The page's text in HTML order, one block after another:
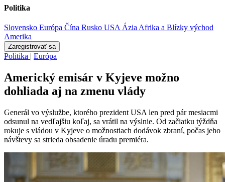
Politika
Slovensko Európa Čína Rusko USA ÁziaAfrika a Blízky východ
Amerika
Zaregistrovať sa
Politika | Európa
Americký emisár v Kyjeve možno
dohliada aj na zmenu vlády
Generál vo výslužbe, ktorého prezident USA len pred pár mesiacmi
odsunul na vedľajšiu koľaj, sa vrátil na výslnie. Od začiatku týždňa
rokuje s vládou v Kyjeve o možnostiach dodávok zbraní, počas jeho
návštevy sa strieda obsadenie úradu premiéra.